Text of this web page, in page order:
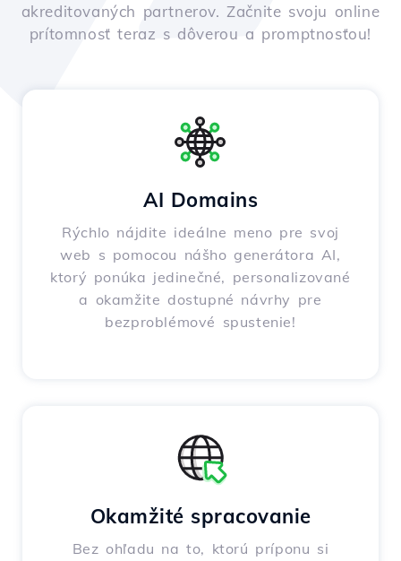
akreditovaných partnerov. Začnite svoju online
prítomnosť teraz s dôverou a promptnosťou!
AI Domains
Rýchlo nájdite ideálne meno pre svoj
web s pomocou nášho generátora AI,
ktorý ponúka jedinečné, personalizované
a okamžite dostupné návrhy pre
bezproblémové spustenie!
Okamžité spracovanie
Bez ohľadu na to, ktorú príponu si